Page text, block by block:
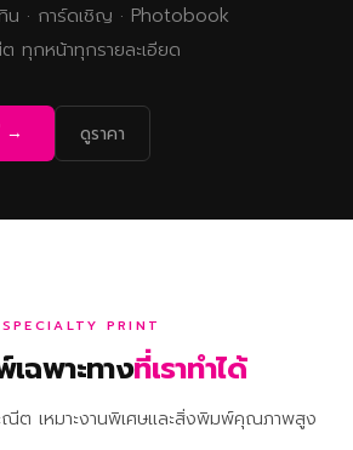
น · การ์ดเชิญ · Photobook
ทุกหน้าทุกรายละเอียด
→ ดูราคา
SPECIALTY PRINT
ฉพาะทางที่เราทำได้
ต เหมาะงานพิเศษและสิ่งพิมพ์คุณภาพสูง